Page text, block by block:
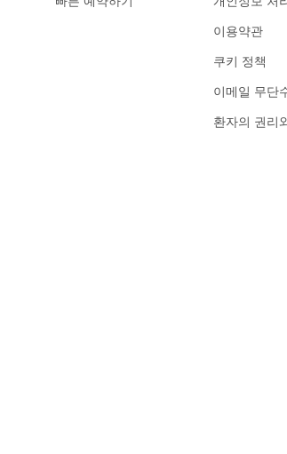
이용약관
쿠키 정책
이메일 무단
환자의 권리